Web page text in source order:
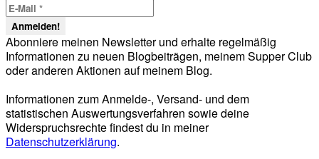
Abonniere meinen Newsletter und erhalte regelmäßig
Informationen zu neuen Blogbeiträgen, meinem Supper Club
oder anderen Aktionen auf meinem Blog.
Informationen zum Anmelde-, Versand- und dem
statistischen Auswertungsverfahren sowie deine
Widerspruchsrechte findest du in meiner
Datenschutzerklärung.